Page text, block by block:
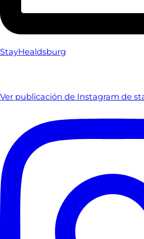
StayHealdsburg
Ver publicación de Instagram de